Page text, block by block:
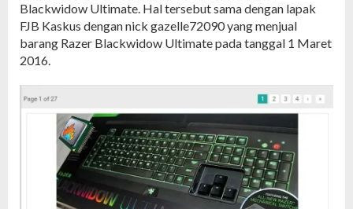
Blackwidow Ultimate. Hal tersebut sama dengan lapak
FJB Kaskus dengan nick gazelle72090 yang menjual
barang Razer Blackwidow Ultimate pada tanggal 1 Maret
2016.